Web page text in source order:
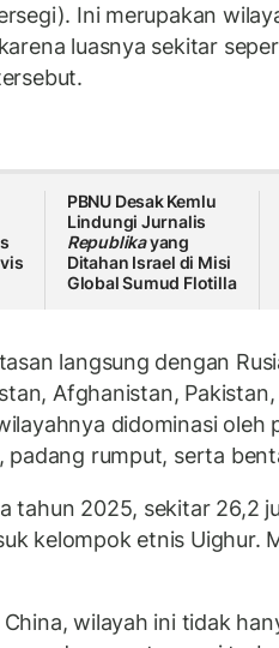
Ini merupakan
luasnya sekitar
PBNU Desak Kemlu
Lindungi Jurnalis
Republikayang
Ditahan Israel di Misi
Global Sumud Flotilla
langsung dengan
Afghanistan,
didominasi oleh
padang rumput, serta
tahun 2025, sekitar 26,2
kelompok etnis Uighur.
wilayah ini tidak